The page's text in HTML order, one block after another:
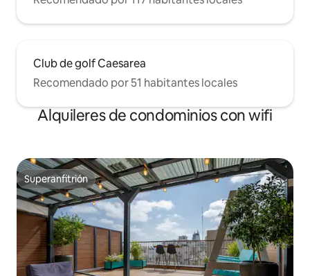
Club de golf Caesarea
Recomendado por 51 habitantes locales
Alquileres de condominios con wifi
Superanfitrión
Superanfitrión